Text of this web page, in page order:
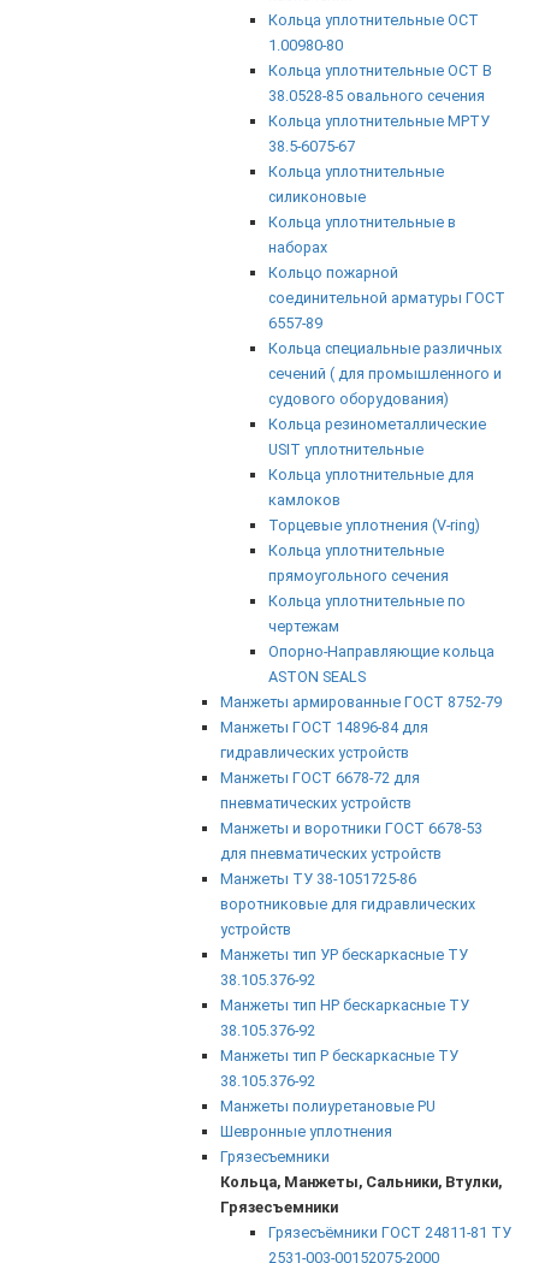
Кольца уплотнительные ОСТ
1.00980-80
Кольца уплотнительные ОСТ В
38.0528-85 овального сечения
Кольца уплотнительные МРТУ
38.5-6075-67
Кольца уплотнительные
силиконовые
Кольца уплотнительные в
наборах
Кольцо пожарной
соединительной арматуры ГОСТ
6557-89
Кольца специальные различных
сечений ( для промышленного и
судового оборудования)
Кольца резинометаллические
USIT уплотнительные
Кольца уплотнительные для
камлоков
Торцевые уплотнения (V-ring)
Кольца уплотнительные
прямоугольного сечения
Кольца уплотнительные по
чертежам
Опорно-Направляющие кольца
ASTON SEALS
Манжеты армированные ГОСТ 8752-79
Манжеты ГОСТ 14896-84 для
гидравлических устройств
Манжеты ГОСТ 6678-72 для
пневматических устройств
Манжеты и воротники ГОСТ 6678-53
для пневматических устройств
Манжеты ТУ 38-1051725-86
воротниковые для гидравлических
устройств
Манжеты тип УР бескаркасные ТУ
38.105.376-92
Манжеты тип НР бескаркасные ТУ
38.105.376-92
Манжеты тип Р бескаркасные ТУ
38.105.376-92
Манжеты полиуретановые PU
Шевронные уплотнения
Грязесъемники
Кольца, Манжеты, Сальники, Втулки,
Грязесъемники
Грязесъёмники ГОСТ 24811-81 ТУ
2531-003-00152075-2000